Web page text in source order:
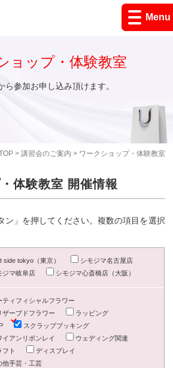
Menu
> 講習会のご案内 > ワークショップ・体験教室
ョップ・体験教室
ら参加お申し込み頂けます。
体験教室 開催情報
ン」を押してください。複数の項目を選択
side tokyo（東京）
シモジマ名古屋店
ジマ岐阜店
シモジマ心斎橋店（大阪）
ティフィシャルフラワー
ザーブドフラワー
ラッピング
スクラップブッキング
イアンリボンレイ
ウェディング関連
フト
ディスプレイ
他手芸・工芸